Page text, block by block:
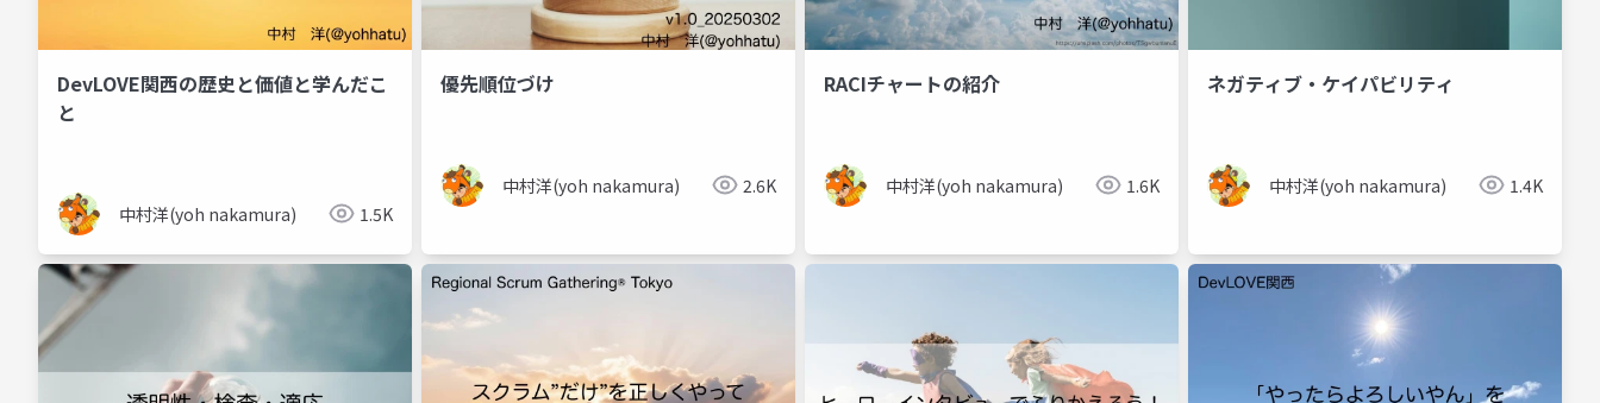
DevLOVE関西の歴史と価値と学んだこ
と
中村洋(yoh nakamura) 1.5K
優先順位づけ
中村洋(yoh nakamura) 2.6K
RACIチャートの紹介
中村洋(yoh nakamura) 1.6K
ネガティブ・ケイパビリティ
中村洋(yoh nakamura) 1.4K